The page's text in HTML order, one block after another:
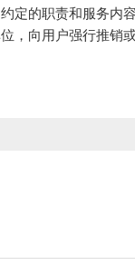
定的职责和服务内
，向用户强行推销